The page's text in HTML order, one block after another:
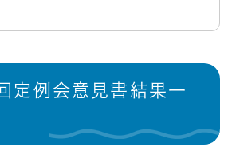
定例会意見書結果一